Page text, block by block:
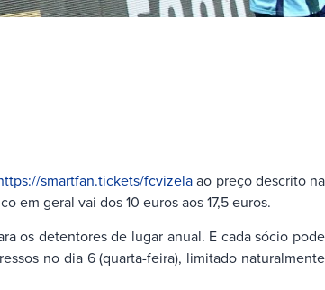
smartfan.tickets/fcvizelaao preço descrito na
em geral vai dos 10 euros aos 17,5 euros.
os detentores de lugar anual. E cada sócio pode
no dia 6 (quarta-feira), limitado naturalmente